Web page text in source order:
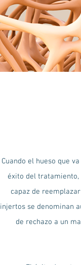
Cuando el hueso que
éxito del
capaz de
injertos se denominan
de rechazo a un